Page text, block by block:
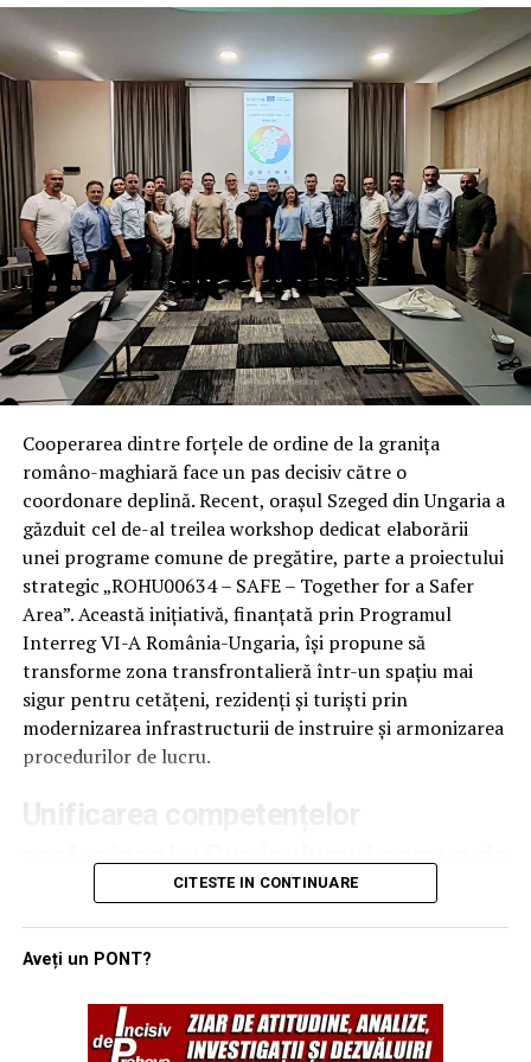
confirmare a transformat suspiciunea inițială într-o
probă clară de uz de fals, blocând astfel accesul
străinilor pe teritoriul național.
Consecințe legale imediate: Dosar
penal și interdicție de intrare în
spațiul Schengen pentru cinci ani
Ca urmare a celor constatate, polițiștii de frontieră au
acționat conform procedurilor legale, întocmind pe
numele celor trei cetățeni un dosar penal. Infracțiunile
vizate sunt tentativă de trecere frauduloasă a frontierei
de stat, fals material în înscrisuri oficiale și uz de fals,
fapte care vor fi analizate de organele de cercetare
penală competente.
Pe lângă măsurile penale, autoritățile române au luat
decizii administrative ferme pentru a proteja securitatea
frontierelor europene. Astfel, a fost solicitată instituirea
unei interdicții de intrare pe teritoriul statelor membre
Schengen pentru o perioadă de cinci ani. Imediat după
finalizarea procedurilor, cetățenii chinezi au fost
returnați autorităților din Republica Serbia, în baza
acordurilor de readmisie existente. (Sava N.).
Cooperarea dintre forțele de ordine de la granița
româno-maghiară face un pas decisiv către o
coordonare deplină. Recent, orașul Szeged din Ungaria a
găzduit cel de-al treilea workshop dedicat elaborării
unei programe comune de pregătire, parte a proiectului
strategic „ROHU00634 – SAFE – Together for a Safer
Area”. Această inițiativă, finanțată prin Programul
Interreg VI-A România-Ungaria, își propune să
transforme zona transfrontalieră într-un spațiu mai
sigur pentru cetățeni, rezidenți și turiști prin
modernizarea infrastructurii de instruire și armonizarea
procedurilor de lucru.
Unificarea competențelor
profesionale: Curriculumul comun de
formare devine pilonul central al
proiectului SAFE
fost validarea unui curriculum de formare unitar, care să
reflecte experiența și necesitățile instituțiilor partenere
CITESTE IN CONTINUARE
Aveți un PONT?